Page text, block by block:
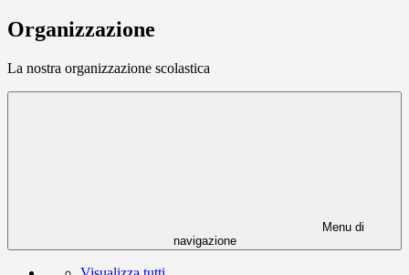
Organizzazione
La nostra organizzazione scolastica
Menu di
navigazione